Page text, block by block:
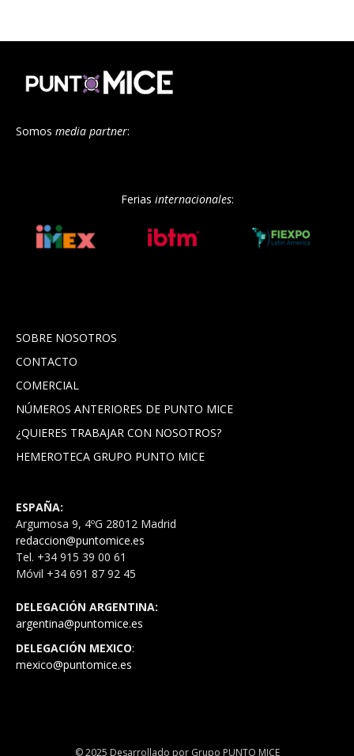
Somos media partner:
Ferias internacionales:
SOBRE NOSOTROS
CONTACTO
COMERCIAL
NÚMEROS ANTERIORES DE PUNTO MICE
¿QUIERES TRABAJAR CON NOSOTROS?
HEMEROTECA GRUPO PUNTO MICE
ESPAÑA:
Argumosa 9, 4ºG 28012 Madrid
redaccion@puntomice.es
Tel. +34 915 39 00 61
Móvil +34 691 87 92 45
DELEGACIÓN ARGENTINA:
argentina@puntomice.es
DELEGACIÓN MEXICO:
mexico@puntomice.es
© 2025 Desarrollado por Grupo PUNTO MICE